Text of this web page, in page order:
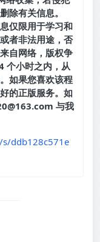
除有关信息。
仅限用于学习和
者非法用途，否
自网络，版权争
个小时之内，从
如果您喜欢该程
的正版服务。如
与我
ddb128c571e